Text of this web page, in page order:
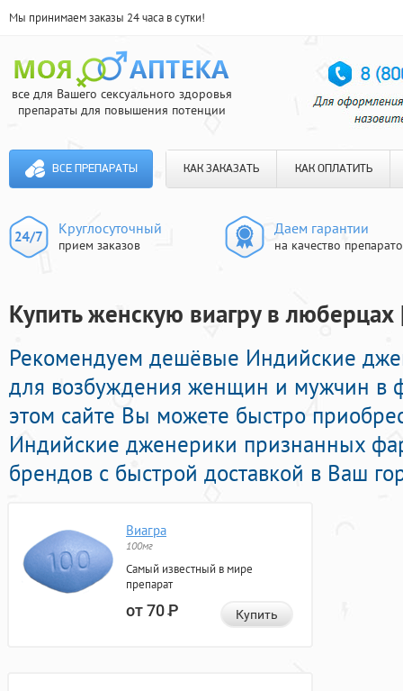
Мы принимаем заказы 24 часа в сутки!
все для Вашего сексуального здоровья
препараты для повышения потенции
ВСЕ ПРЕПАРАТЫ КАК ЗАКАЗАТЬ КАК ОПЛАТИТЬ
Круглосуточный
прием заказов
Даем гарантии
на качество
Купить женскую виагру в люберцах
Рекомендуем дешёвые Индийские
для возбуждения женщин и мужчин в
этом сайте Вы можете быстро
Индийские дженерики признанных
брендов с быстрой доставкой в Ваш
Виагра
100мг
Самый известный в мире
препарат
от 70Р Купить